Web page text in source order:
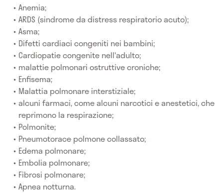
Anemia;
ARDS (sindrome da distress respiratorio acuto);
Asma;
Difetti cardiaci congeniti nei bambini;
Cardiopatie congenite nell'adulto;
malattie polmonari ostruttive croniche;
Enfisema;
Malattia polmonare interstiziale;
alcuni farmaci, come alcuni narcotici e anestetici, che
reprimono la respirazione;
Polmonite;
Pneumotorace polmone collassato;
Edema polmonare;
Embolia polmonare;
Fibrosi polmonare;
Apnea notturna.